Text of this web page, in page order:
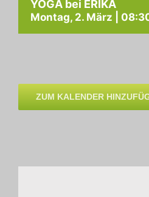
YOGA bei ERIKA
Montag, 2. März |
ZUM KALENDER